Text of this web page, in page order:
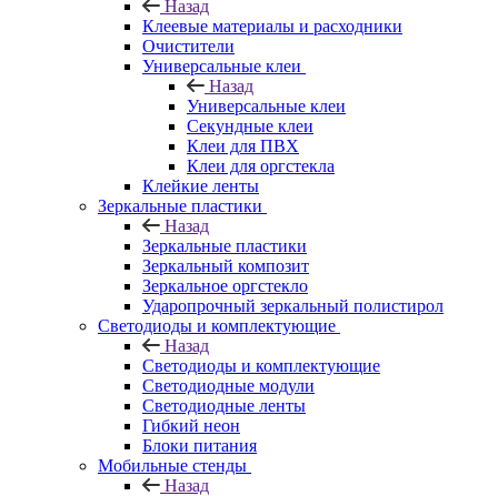
Назад
Клеевые материалы и расходники
Очистители
Универсальные клеи
Назад
Универсальные клеи
Секундные клеи
Клеи для ПВХ
Клеи для оргстекла
Клейкие ленты
Зеркальные пластики
Назад
Зеркальные пластики
Зеркальный композит
Зеркальное оргстекло
Ударопрочный зеркальный полистирол
Светодиоды и комплектующие
Назад
Светодиоды и комплектующие
Светодиодные модули
Светодиодные ленты
Гибкий неон
Блоки питания
Мобильные стенды
Назад